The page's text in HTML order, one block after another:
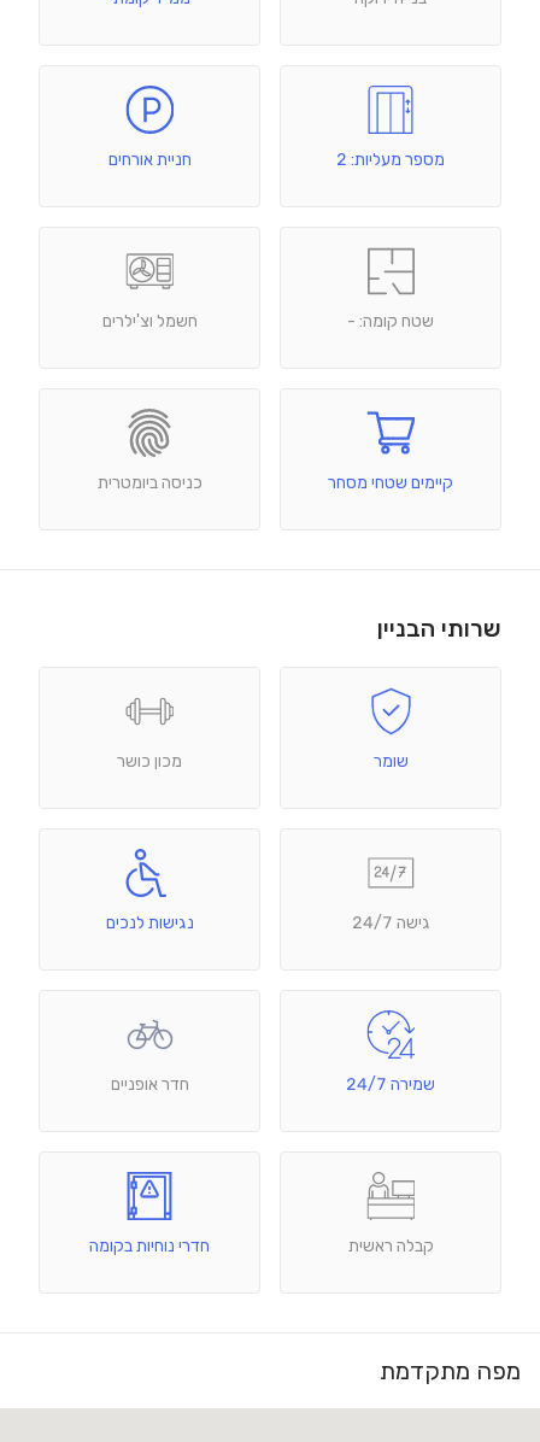
מספר מעליות: 2 חניית אורחים
שטח קומה: - חשמל וצ'ילרים
קיימים שטחי מסחר כניסה ביומטרית
שרותי הבניין
שומר מכון כושר
גישה 24/7 נגישות לנכים
שמירה 24/7 חדר אופניים
קבלה ראשית חדרי נוחיות בקומה
מפה מתקדמת